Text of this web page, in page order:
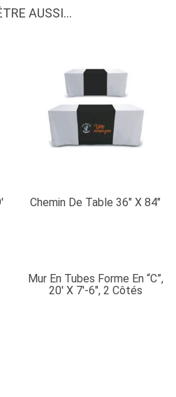
AUSSI…
Chemin De Table 36″ X 84″
Mur En Tubes Forme En “C”,
20′ X 7′-6″, 2 Côtés